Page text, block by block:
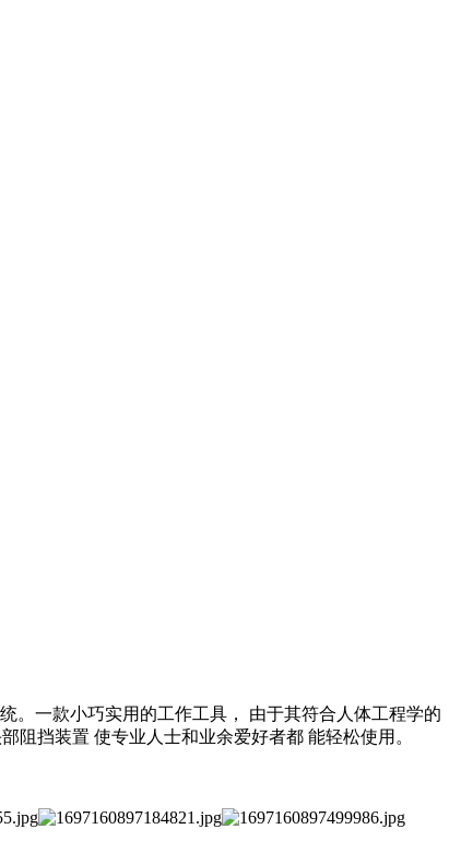
。一款小巧实用的工作工具 ， 由于其符合人体工程学的
阻挡装置 使专业人士和业余爱好者都 能轻松使用 。